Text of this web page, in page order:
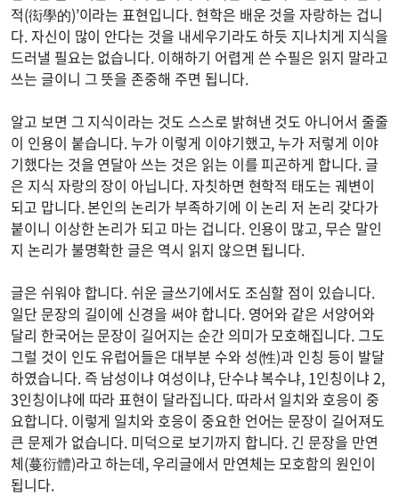
적(衒學的)’이라는 표현입니다. 현학은 배운 것을 자랑하는 겁니
다. 자신이 많이 안다는 것을 내세우기라도 하듯 지나치게 지식을
드러낼 필요는 없습니다. 이해하기 어렵게 쓴 수필은 읽지 말라고
쓰는 글이니 그 뜻을 존중해 주면 됩니다.
알고 보면 그 지식이라는 것도 스스로 밝혀낸 것도 아니어서 줄줄
이 인용이 붙습니다. 누가 이렇게 이야기했고, 누가 저렇게 이야
기했다는 것을 연달아 쓰는 것은 읽는 이를 피곤하게 합니다. 글
은 지식 자랑의 장이 아닙니다. 자칫하면 현학적 태도는 궤변이
되고 맙니다. 본인의 논리가 부족하기에 이 논리 저 논리 갖다가
붙이니 이상한 논리가 되고 마는 겁니다. 인용이 많고, 무슨 말인
지 논리가 불명확한 글은 역시 읽지 않으면 됩니다.
글은 쉬워야 합니다. 쉬운 글쓰기에서도 조심할 점이 있습니다.
일단 문장의 길이에 신경을 써야 합니다. 영어와 같은 서양어와
달리 한국어는 문장이 길어지는 순간 의미가 모호해집니다. 그도
그럴 것이 인도 유럽어들은 대부분 수와 성(性)과 인칭 등이 발달
하였습니다. 즉 남성이냐 여성이냐, 단수냐 복수냐, 1인칭이냐 2,
3인칭이냐에 따라 표현이 달라집니다. 따라서 일치와 호응이 중
요합니다. 이렇게 일치와 호응이 중요한 언어는 문장이 길어져도
큰 문제가 없습니다. 미덕으로 보기까지 합니다. 긴 문장을 만연
체(蔓衍體)라고 하는데, 우리글에서 만연체는 모호함의 원인이
됩니다.